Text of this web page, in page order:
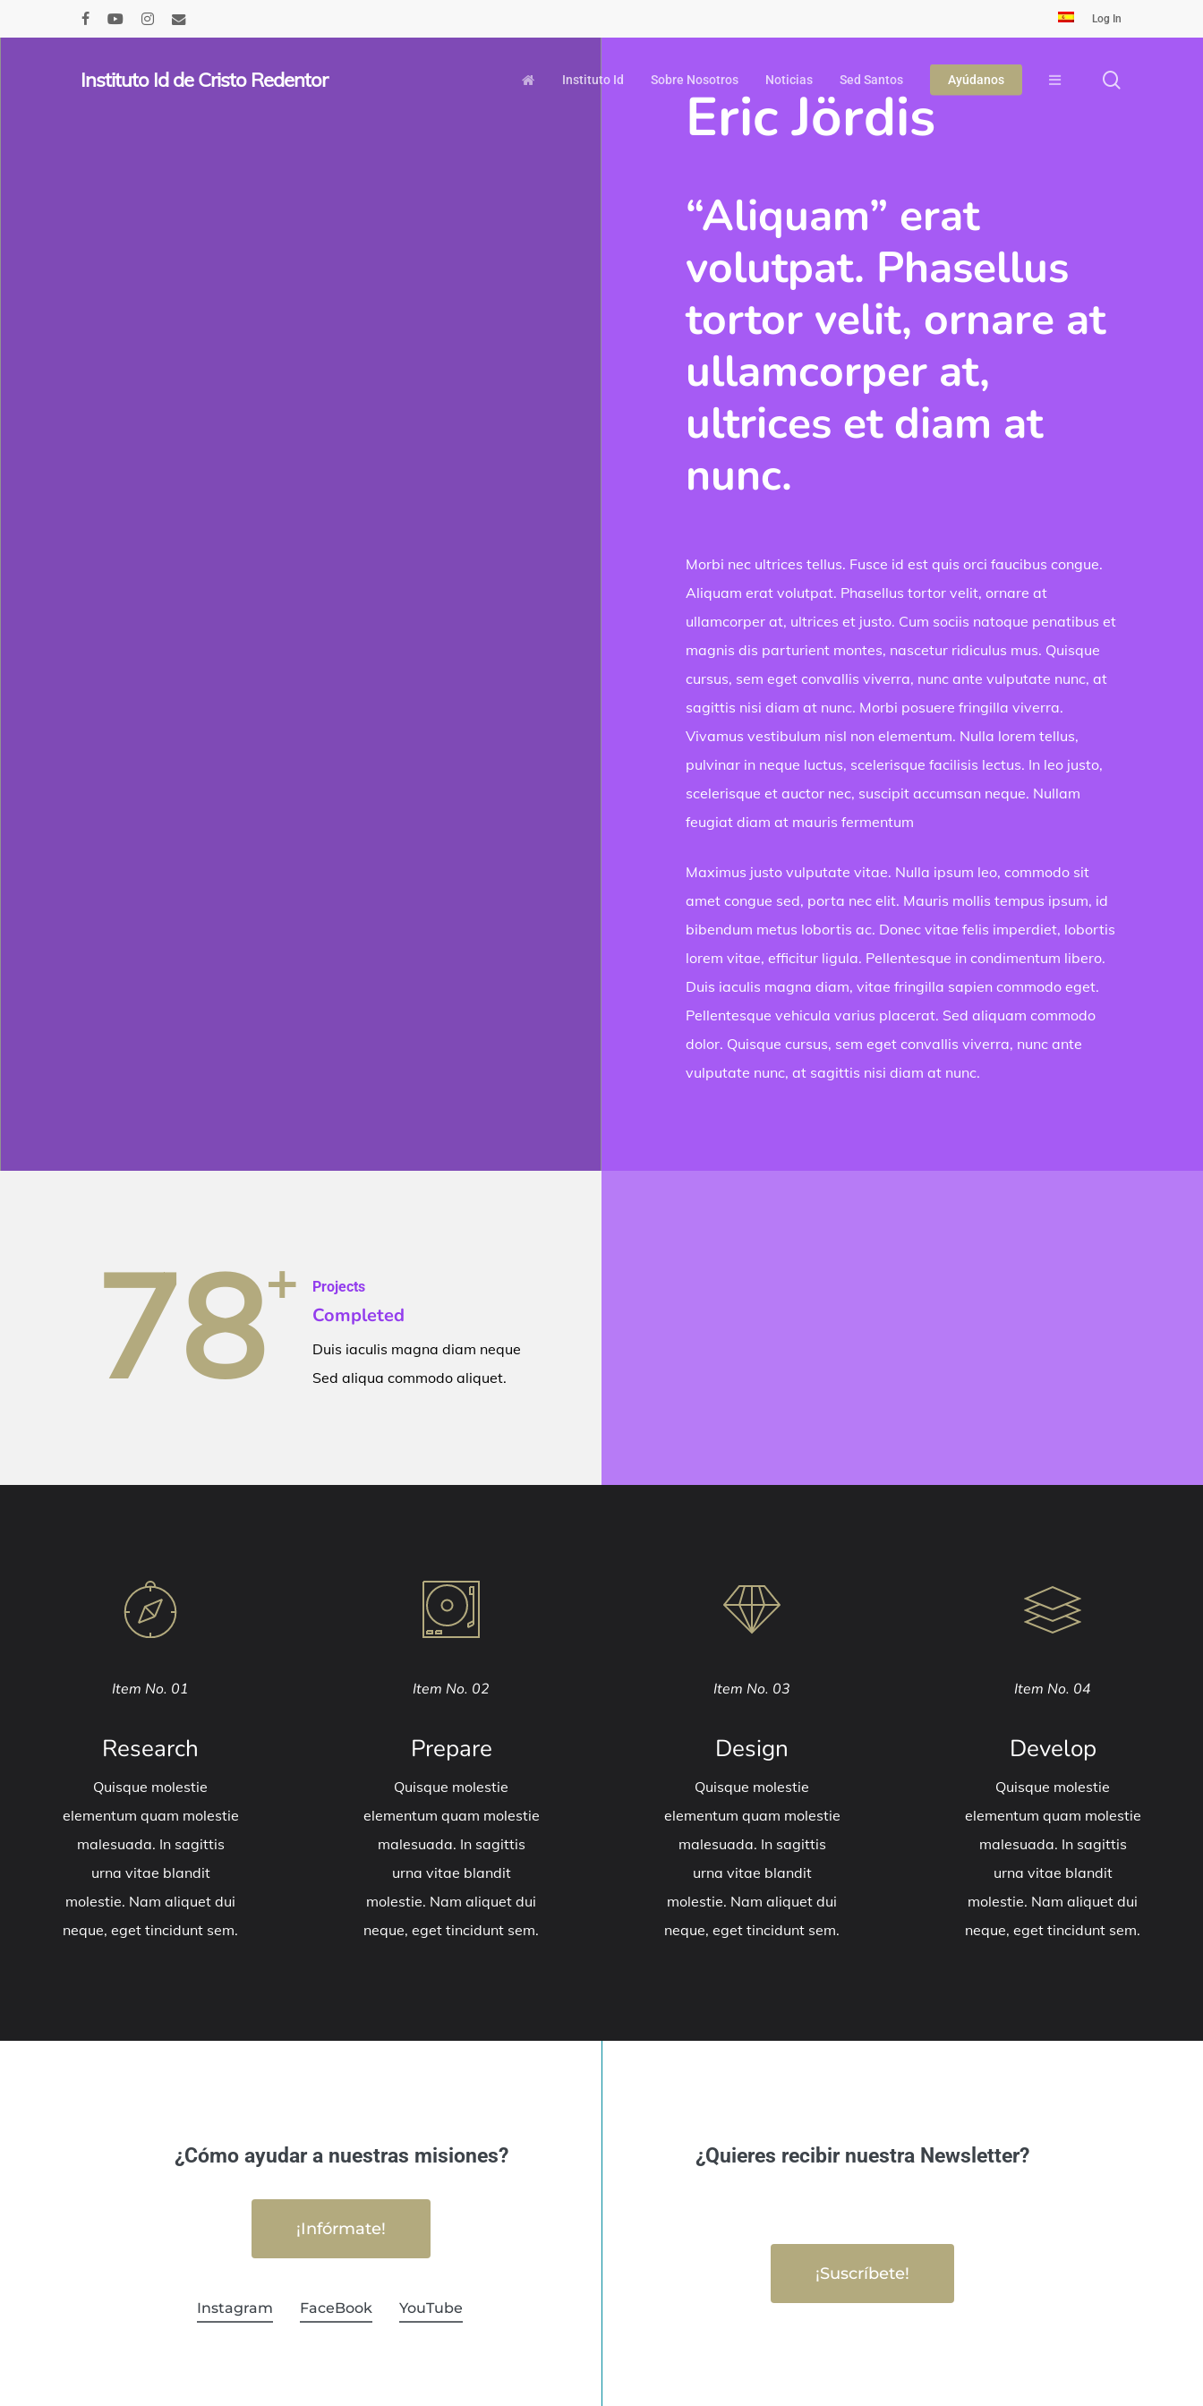
to
Log In
Instituto Id de Cristo Redentor Instituto Id Sobre Nosotros Noticias Sed Santos Ayúdanos
Eric Jördis
“Aliquam” erat
volutpat. Phasellus
tortor velit, ornare at
ullamcorper at,
ultrices et diam at
nunc.
Morbi nec ultrices tellus. Fusce id est quis orci faucibus congue.
Aliquam erat volutpat. Phasellus tortor velit, ornare at
ullamcorper at, ultrices et justo. Cum sociis natoque penatibus et
magnis dis parturient montes, nascetur ridiculus mus. Quisque
cursus, sem eget convallis viverra, nunc ante vulputate nunc, at
sagittis nisi diam at nunc. Morbi posuere fringilla viverra.
Vivamus vestibulum nisl non elementum. Nulla lorem tellus,
pulvinar in neque luctus, scelerisque facilisis lectus. In leo justo,
scelerisque et auctor nec, suscipit accumsan neque. Nullam
feugiat diam at mauris fermentum
Maximus justo vulputate vitae. Nulla ipsum leo, commodo sit
amet congue sed, porta nec elit. Mauris mollis tempus ipsum, id
bibendum metus lobortis ac. Donec vitae felis imperdiet, lobortis
lorem vitae, efficitur ligula. Pellentesque in condimentum libero.
Duis iaculis magna diam, vitae fringilla sapien commodo eget.
Pellentesque vehicula varius placerat. Sed aliquam commodo
dolor. Quisque cursus, sem eget convallis viverra, nunc ante
vulputate nunc, at sagittis nisi diam at nunc.
78+ Projects
Completed
Duis iaculis magna diam neque
Sed aliqua commodo aliquet.
Item No. 01
Research
Quisque molestie
elementum quam molestie
malesuada. In sagittis
urna vitae blandit
molestie. Nam aliquet dui
neque, eget tincidunt sem.
Item No. 02
Prepare
Quisque molestie
elementum quam molestie
malesuada. In sagittis
urna vitae blandit
molestie. Nam aliquet dui
neque, eget tincidunt sem.
Item No. 03
Design
Quisque molestie
elementum quam molestie
malesuada. In sagittis
urna vitae blandit
molestie. Nam aliquet dui
neque, eget tincidunt sem.
Item No. 04
Develop
Quisque molestie
elementum quam molestie
malesuada. In sagittis
urna vitae blandit
molestie. Nam aliquet dui
neque, eget tincidunt sem.
¿Cómo ayudar a nuestras misiones?
¡Infórmate!
Instagram FaceBook YouTube
¿Quieres recibir nuestra Newsletter?
¡Suscríbete!